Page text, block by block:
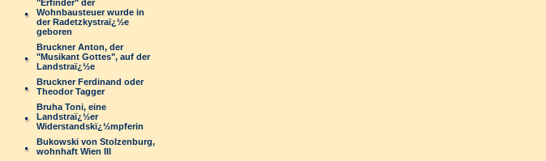
"Erfinder" der
Wohnbausteuer wurde in
der Radetzkystraï¿½e
geboren
Bruckner Anton, der
"Musikant Gottes", auf der
Landstraï¿½e
Bruckner Ferdinand oder
Theodor Tagger
Bruha Toni, eine
Landstraï¿½er
Widerstandskï¿½mpferin
Bukowski von Stolzenburg,
wohnhaft Wien III